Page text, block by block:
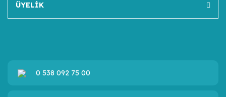
ÜYELİK
0 538 092 75 00